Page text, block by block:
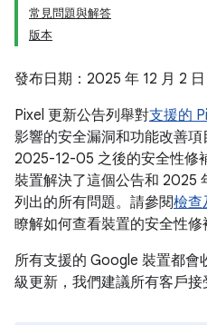
常見問題與解答
版本
發布日期：2025 年 12 月 2 日
Pixel 更新公告列舉對支援的
影響的安全漏洞和功能改善項
2025-12-05 之後的安全性修
裝置解決了這個公告和 2025
列出的所有問題。請參閱檢查
瞭解如何查看裝置的安全性修
所有支援的 Google 裝置都
級更新，我們建議所有客戶接